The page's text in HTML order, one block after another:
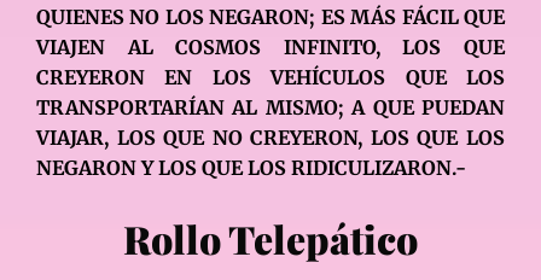
QUIENES NO LOS NEGARON; ES MÁS FÁCIL QUE
VIAJEN AL COSMOS INFINITO, LOS QUE
CREYERON EN LOS VEHÍCULOS QUE LOS
TRANSPORTARÍAN AL MISMO; A QUE PUEDAN
VIAJAR, LOS QUE NO CREYERON, LOS QUE LOS
NEGARON Y LOS QUE LOS RIDICULIZARON.-
Rollo Telepático